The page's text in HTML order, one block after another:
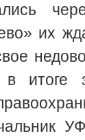
их
в итоге